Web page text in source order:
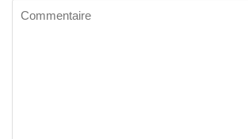
Commentaire